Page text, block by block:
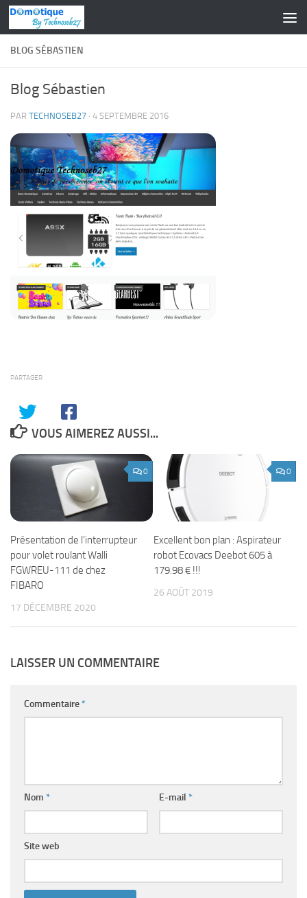
Skip to content
BLOG SÉBASTIEN
Blog Sébastien
PAR TECHNOSEB27 · 4 SEPTEMBRE 2016
PARTAGER
VOUS AIMEREZ AUSSI...
0
Présentation de l’interrupteur
pour volet roulant Walli
FGWREU-111 de chez
FIBARO
17 DÉCEMBRE 2020
0
Excellent bon plan : Aspirateur
robot Ecovacs Deebot 605 à
179.98 € !!!
26 AOÛT 2019
LAISSER UN COMMENTAIRE
Commentaire*
Nom * E-mail *
Site web